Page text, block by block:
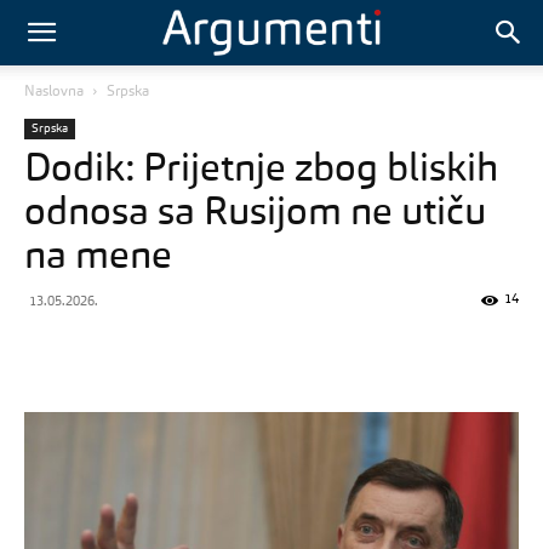
Naslovna Srpska
Srpska
Dodik: Prijetnje zbog bliskih
odnosa sa Rusijom ne utiču
na mene
13.05.2026. 14